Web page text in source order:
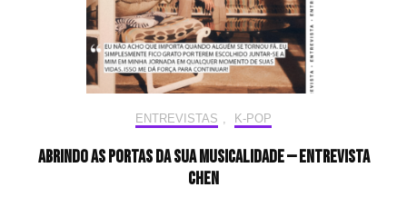
ENTREVISTAS , K-POP
Abrindo as portas da sua musicalidade — Entrevista
CHEN